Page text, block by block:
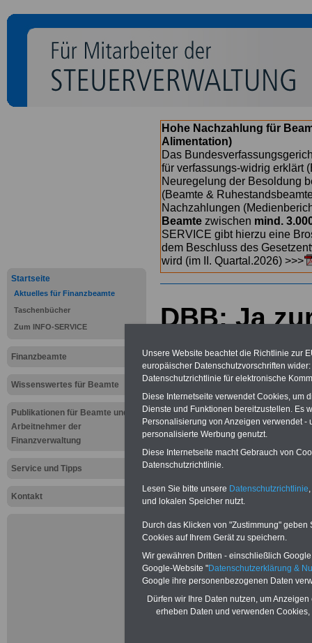
Startseite
Aktuelles für Finanzbeamte
Taschenbücher
Zum INFO-SERVICE
Finanzbeamte
Wissenswertes für Beamte
Publikationen für Beamte und
Arbeitnehmer der
Finanzverwaltung
Service und Tipps
Kontakt
Hohe Nachzahlung für
Alimentation)
Das
für verfassungs-widrig erklärt
Neuregelung der Besoldung
(Beamte &
Nachzahlungen
Beamte zwischen mind.
SERVICE gibt hierzu eine
dem Beschluss des
wird (im II. Quartal.2026) >>>
DBB: Ja
zu
04.07.2011
Vorteile für den
Geldanlage - Kredite -
Selbsthilfeeinrichtungen für
sichern
Zur Übersicht
Aktuelles für
Aktuelles für
DBB: Ja
Unsere Website beachtet die Richtlinie zur
europäischer Datenschutzvorschriften
Datenschutzrichtlinie für elektronische
Diese Internetseite verwendet Cookies, um
Dienste und Funktionen bereitzustellen. Es
Personalisierung von Anzeigen verwendet
personalisierte Werbung genutzt.
Diese Internetseite macht Gebrauch von
Datenschutzrichtlinie.
Lesen Sie bitte unsere Datenschutzrichtlinie
und lokalen Speicher nutzt.
Durch das Klicken von "Zustimmung"
Cookies auf Ihrem Gerät zu speichern.
Wir gewähren Dritten - einschließlich
Google-Website "Datenschutzerklärung &
Google ihre personenbezogenen Daten
Dürfen wir Ihre Daten nutzen, um
erheben Daten und verwenden